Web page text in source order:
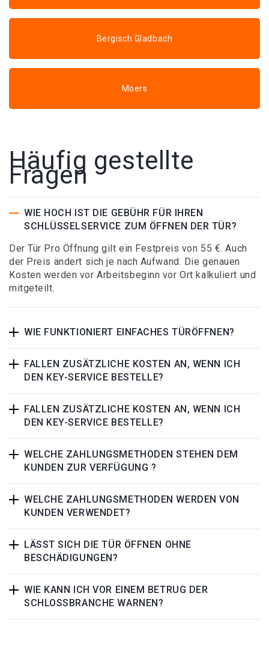
Bergisch Gladbach
Moers
Häufig gestellte
Fragen
WIE HOCH IST DIE GEBÜHR FÜR IHREN
SCHLÜSSELSERVICE ZUM ÖFFNEN DER TÜR?
Der Tür Pro Öffnung gilt ein Festpreis von 55 €. Auch
der Preis ändert sich je nach Aufwand. Die genauen
Kosten werden vor Arbeitsbeginn vor Ort kalkuliert und
mitgeteilt.
WIE FUNKTIONIERT EINFACHES TÜRÖFFNEN?
FALLEN ZUSÄTZLICHE KOSTEN AN, WENN ICH
DEN KEY-SERVICE BESTELLE?
FALLEN ZUSÄTZLICHE KOSTEN AN, WENN ICH
DEN KEY-SERVICE BESTELLE?
WELCHE ZAHLUNGSMETHODEN STEHEN DEM
KUNDEN ZUR VERFÜGUNG ?
WELCHE ZAHLUNGSMETHODEN WERDEN VON
KUNDEN VERWENDET?
LÄSST SICH DIE TÜR ÖFFNEN OHNE
BESCHÄDIGUNGEN?
WIE KANN ICH VOR EINEM BETRUG DER
SCHLOSSBRANCHE WARNEN?